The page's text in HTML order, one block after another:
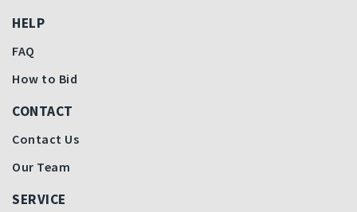
HELP
FAQ
How to Bid
CONTACT
Contact Us
Our Team
SERVICE